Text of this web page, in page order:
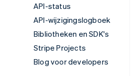
API-status
API-wijzigingslogboek
Bibliotheken en SDK's
Stripe Projects
Blog voor developers